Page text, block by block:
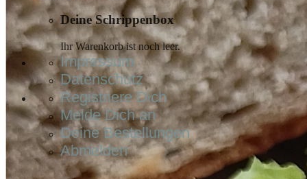
Deine Schrippenbox
Ihr Warenkorb ist noch leer.
Impressum
Datenschutz
Registriere Dich
Melde Dich an
Deine Bestellungen
Abmelden